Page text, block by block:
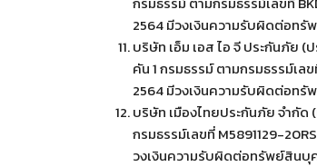
2564 มีวงเงินความรับผิดต่อท
บริษัท เอ็ม เอส ไอ จี ประกันภัย (
คัน 1 กรมธรรม์ ตามกรมธรรม์เ
2564 มีวงเงินความรับผิดต่อท
บริษัท เมืองไทยประกันภัย จำกัด
กรมธรรม์เลขที่ M5891129-
วงเงินความรับผิดต่อทรัพย์สิน